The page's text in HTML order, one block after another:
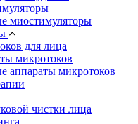
миостимуляторы
для лица
микротоков
аппараты микротоков
чистки лица